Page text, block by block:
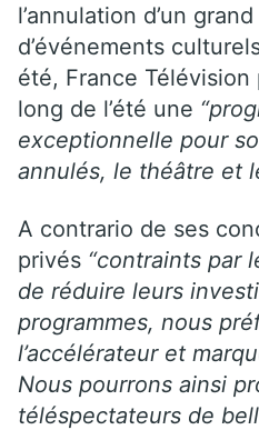
l’annulation d’un
d’événements
été, France
long de l’été une
exceptionnelle pour
annulés, le théâtre et
A contrario de ses
privés “contraints par
de réduire leurs
programmes, nous
l’accélérateur et
Nous pourrons ainsi
téléspectateurs de